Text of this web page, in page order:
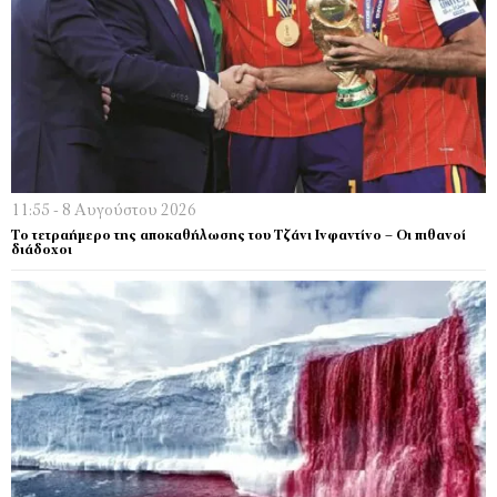
11:55 - 8 Αυγούστου 2026
Το τετραήμερο της αποκαθήλωσης του Τζάνι Ινφαντίνο – Οι πιθανοί
διάδοχοι